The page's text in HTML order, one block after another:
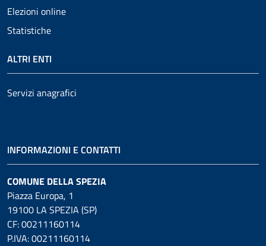
Elezioni online
Statistiche
ALTRI ENTI
Servizi anagrafici
INFORMAZIONI E CONTATTI
COMUNE DELLA SPEZIA
Piazza Europa, 1
19100 LA SPEZIA (SP)
CF: 00211160114
P.IVA: 00211160114